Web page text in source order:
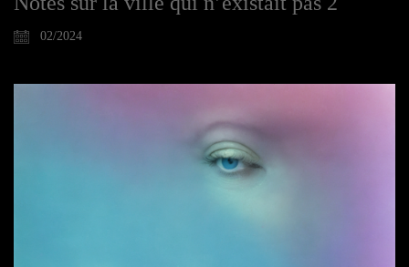
02/2024